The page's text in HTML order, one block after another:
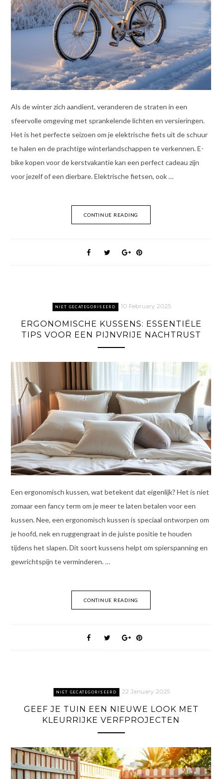
Als de winter zich aandient, veranderen de straten in een
sfeervolle omgeving met sprankelende lichten en versieringen.
Het is het perfecte seizoen om je elektrische fiets uit de schuur
te halen en de prachtige winterlandschappen te verkennen. E-
bike kopen voor de kerstvakantie kan een perfect cadeau zijn
voor jezelf of een dierbare. Elektrische fietsen, ook …
CONTINUE READING
NIET GECATEGORISEERD 10 February 2025
ERGONOMISCHE KUSSENS: ESSENTIËLE
TIPS VOOR EEN PIJNVRIJE NACHTRUST
Een ergonomisch kussen, wat betekent dat eigenlijk? Het is niet
zomaar een fancy term om je meer te laten betalen voor een
kussen. Nee, een ergonomisch kussen is speciaal ontworpen om
je hoofd, nek en ruggengraat in de juiste positie te houden
tijdens het slapen. Dit soort kussens helpt om spierspanning en
gewrichtspijn te verminderen. …
CONTINUE READING
NIET GECATEGORISEERD 22 January 2025
GEEF JE TUIN EEN NIEUWE LOOK MET
KLEURRIJKE VERFPROJECTEN